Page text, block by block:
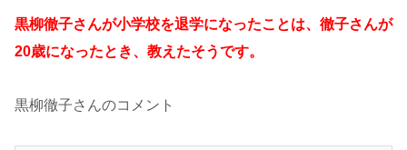
黒柳徹子さんが小学校を退学になったことは、徹子さんが
20歳になったとき、教えたそうです。
黒柳徹子さんのコメント